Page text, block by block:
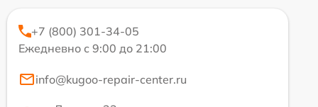
+7 (800) 301-34-05
Ежедневно с 9:00 до 21:00
info@kugoo-repair-center.ru